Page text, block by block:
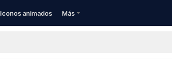
Iconos animados Más